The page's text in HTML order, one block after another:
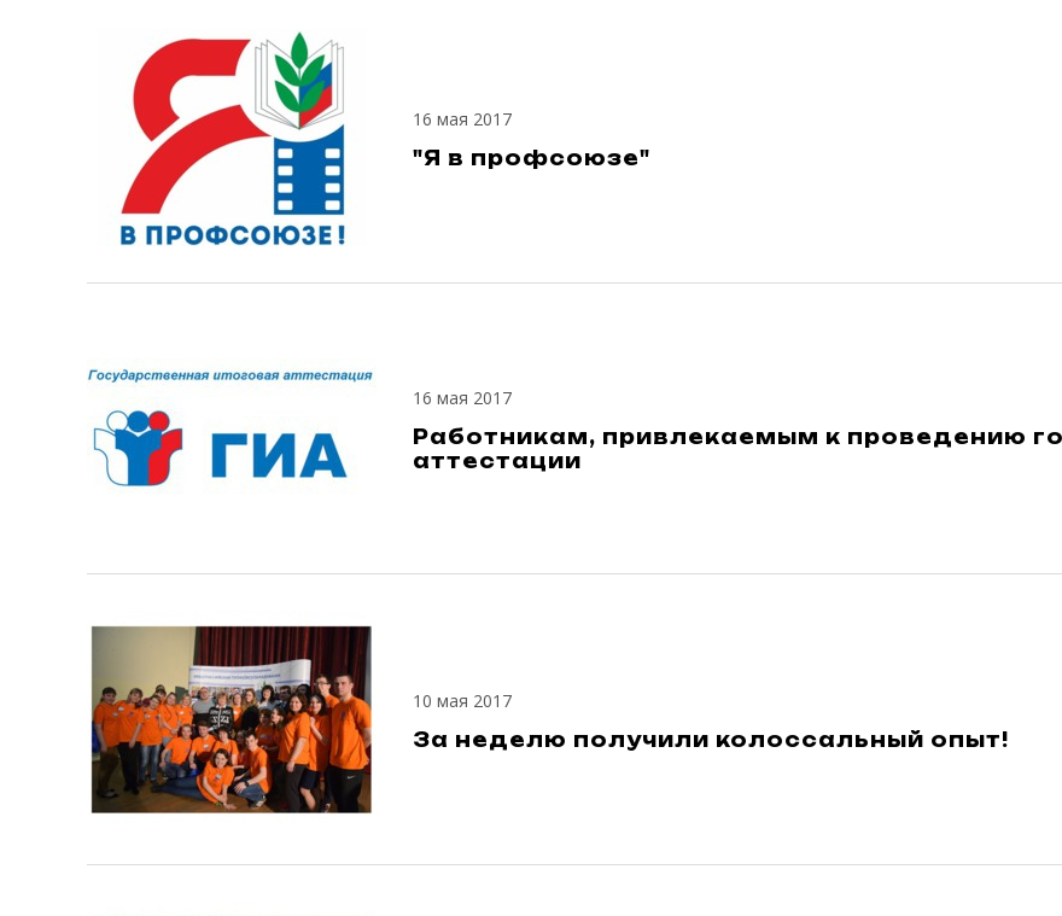
16 мая 2017
"Я в профсоюзе"
16 мая 2017
Работникам, привлекаемым к проведению
аттестации
10 мая 2017
За неделю получили колоссальный опыт!